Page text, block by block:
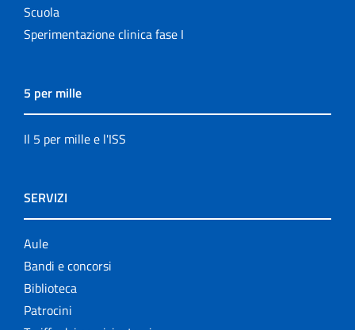
Scuola
Sperimentazione clinica fase I
5 per mille
Il 5 per mille e l'ISS
SERVIZI
Aule
Bandi e concorsi
Biblioteca
Patrocini